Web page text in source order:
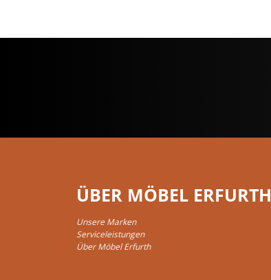
ÜBER MÖBEL ERFURTH
Unsere Marken
Serviceleistungen
Über Möbel Erfurth